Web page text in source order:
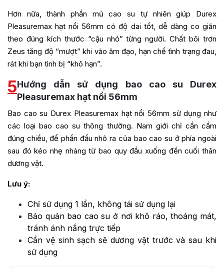
Hơn nữa, thành phần mủ cao su tự nhiên giúp Durex
Pleasuremax hạt nổi 56mm có độ dai tốt, dễ dàng co giãn
theo đúng kích thước “cậu nhỏ” từng người. Chất bôi trơn
Zeus tăng độ “mượt” khi vào âm đạo, hạn chế tình trạng đau,
rát khi bạn tình bị “khô hạn”.
5Hướng dẫn sử dụng bao cao su Durex
Pleasuremax hạt nổi 56mm
Bao cao su Durex Pleasuremax hạt nổi 56mm sử dụng như
các loại bao cao su thông thường. Nam giới chỉ cần cầm
đúng chiều, để phần đầu nhô ra của bao cao su ở phía ngoài
sau đó kéo nhẹ nhàng từ bao quy đầu xuống đến cuối thân
dương vật.
Lưu ý:
Chỉ sử dụng 1 lần, không tái sử dụng lại
Bảo quản bao cao su ở nơi khô ráo, thoáng mát,
tránh ánh nắng trực tiếp
Cần vệ sinh sạch sẽ dương vật trước và sau khi
sử dụng